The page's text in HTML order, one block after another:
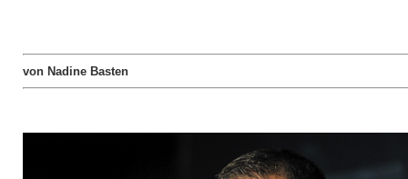
von Nadine Basten